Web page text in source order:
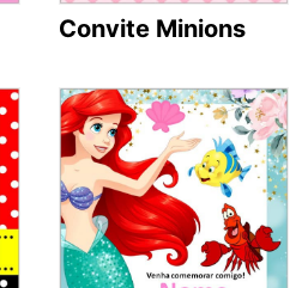
Convite Minions